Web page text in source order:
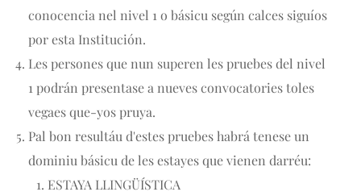
conocencia nel nivel 1 o básicu según calces siguíos
por esta Institución.
Les persones que nun superen les pruebes del nivel
1 podrán presentase a nueves convocatories toles
vegaes que-yos pruya.
Pal bon resultáu d'estes pruebes habrá tenese un
dominiu básicu de les estayes que vienen darréu:
ESTAYA LLINGÜÍSTICA